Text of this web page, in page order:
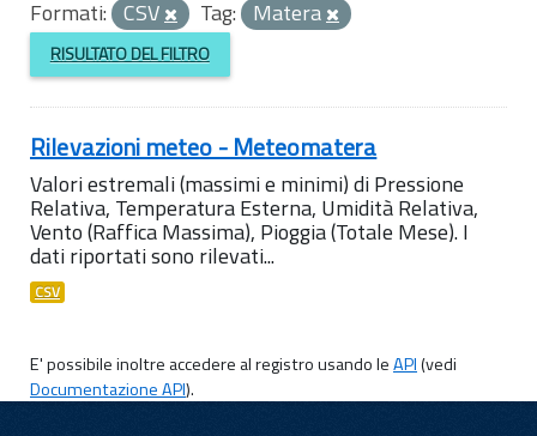
Formati: CSV Tag: Matera
RISULTATO DEL FILTRO
Rilevazioni meteo - Meteomatera
Valori estremali (massimi e minimi) di Pressione
Relativa, Temperatura Esterna, Umidità Relativa,
Vento (Raffica Massima), Pioggia (Totale Mese). I
dati riportati sono rilevati...
CSV
E' possibile inoltre accedere al registro usando leAPI(vedi
Documentazione API).